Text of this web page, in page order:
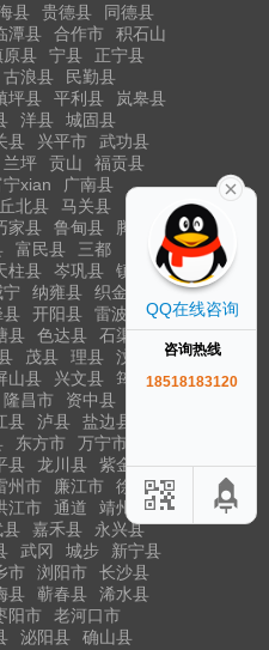
县 贵德县
同德县
潭县 合作市
积石山
原县 宁县
正宁县
古浪县
民勤县
坪县 平利县
岚皋县
洋县
城固县
县 兴平市
武功县
兰坪 贡山
福贡县
宁xian
广南县
丘北县
马关县
家县 鲁甸县
腾冲市
富民县
三都
柱县 岑巩县
镇远县
宁 纳雍县
织金县
县 开阳县
雷波县
县 色达县
石渠县
茂县 理县
汶川县
山县 兴文县
筠连县
隆昌市
资中县
县 泸县
盐边县
东方市
万宁市
县 龙川县
紫金县
州市 廉江市
徐闻县
江市 通道
靖州
县 嘉禾县
永兴县
武冈 城步
新宁县
市 浏阳市
长沙县
县 蕲春县
浠水县
阳市
老河口市
泌阳县
确山县
QQ在线咨询
咨询热线
18518183120